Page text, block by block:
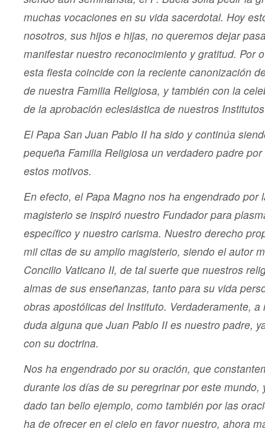
muchas vocaciones en su vida sacerdotal. Hoy
nosotros, sus hijos e hijas, no queremos dejar
manifestar nuestro reconocimiento y gratitud. Por
esta fiesta coincide con la reciente canonización
de nuestra Familia Religiosa, y también con la
de la aprobación eclesiástica de nuestros
El Papa San Juan Pablo II ha sido y continúa
pequeña Familia Religiosa un verdadero padre
estos motivos.
En efecto, el Papa Magno nos ha engendrado
magisterio se inspiró nuestro Fundador para
específico y nuestro carisma. Nuestro derecho
mil citas de su amplio magisterio, siendo el autor
Concilio Vaticano II, de tal suerte que nuestros
almas de sus enseñanzas, tanto para su vida
obras apostólicas del Instituto. Verdaderamente,
duda alguna que Juan Pablo II es nuestro padre,
con su doctrina.
Nos ha engendrado por su oración, que
durante los días de su peregrinar por este mundo,
dado tan bello ejemplo, como también por las
ha de ofrecer en el cielo en favor nuestro, ahora